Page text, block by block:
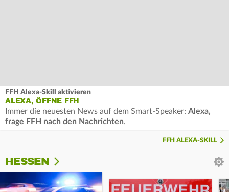
FFH Alexa-Skill aktivieren
ALEXA, ÖFFNE FFH
Immer die neuesten News auf dem Smart-Speaker: Alexa,
frage FFH nach den Nachrichten.
FFH ALEXA-SKILL
HESSEN